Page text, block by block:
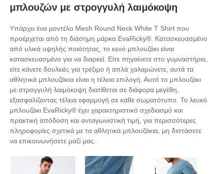
μπλουζών με στρογγυλή λαιμόκοψη
Υπάρχει ένα μοντέλο Mesh Round Neck White T Shirt που
προέρχεται από τη διάσημη μάρκα EvaRicky®. Κατασκευασμένο
από υλικά υψηλής ποιότητας, το κενό μπλουζάκι είναι
κατασκευασμένο για να διαρκεί. Είτε πηγαίνετε στο γυμναστήριο,
είτε κάνετε δουλειές για τρέξιμο ή απλά χαλαρώνετε, αυτά τα
αθλητικά μπλουζάκια είναι η τέλεια επιλογή. Αυτό το μπλουζάκι
με στρογγυλή λαιμόκοψη διατίθεται σε διάφορα μεγέθη,
εξασφαλίζοντας τέλεια εφαρμογή σε κάθε σωματότυπο. Το λευκό
μπλουζάκι EvaRicky® έχει χαρακτηριστικό σχεδιασμό και
πρακτική απόδοση και ανταγωνιστική τιμή, για περισσότερες
πληροφορίες σχετικά με τα αθλητικά μπλουζάκια, μη διστάσετε
να επικοινωνήσετε μαζί μας.